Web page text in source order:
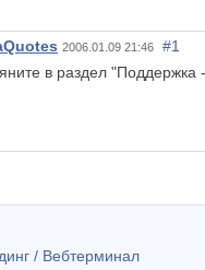
2006.01.09 21:46
#1
в раздел "Поддержка
/ Вебтерминал